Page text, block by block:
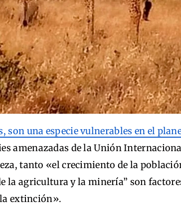
son una especie vulnerables en el
amenazadas de la Unión
tanto «el crecimiento de la
la agricultura y la minería” son
extinción».